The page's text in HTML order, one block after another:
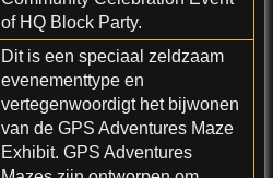
of HQ Block Party.
Dit is een speciaal zeldzaam
evenementtype en
vertegenwoordigt het bijwonen
van de GPS Adventures Maze
Exhibit. GPS Adventures